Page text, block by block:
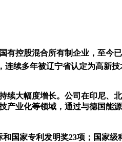
控股混合所有制企业，至今
续多年被辽宁省认定为高新
续大幅度增长。公司在印尼、
产业化等领域，通过与德国能
国家专利发明奖23项；国家